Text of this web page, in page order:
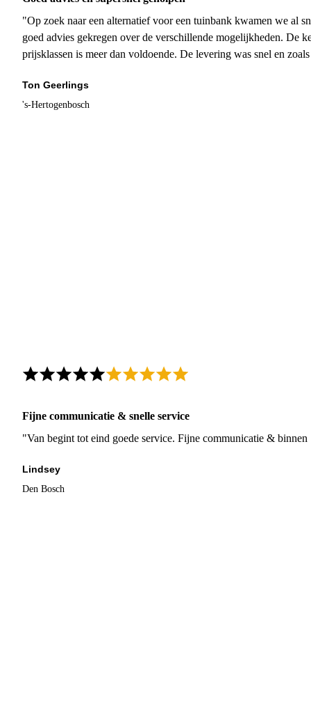
"Op zoek naar een alternatief voor een tuinbank kwamen we al
goed advies gekregen over de verschillende mogelijkheden. De
prijsklassen is meer dan voldoende. De levering was snel en
Ton Geerlings
's-Hertogenbosch
Fijne communicatie & snelle service
"Van begint tot eind goede service. Fijne communicatie &
Lindsey
Den Bosch